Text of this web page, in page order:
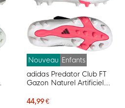
Nouveau Enfants
adidas Predator Club FT
Gazon Naturel Artificiel
Tout-Petits Blanc Noir
44,99 €